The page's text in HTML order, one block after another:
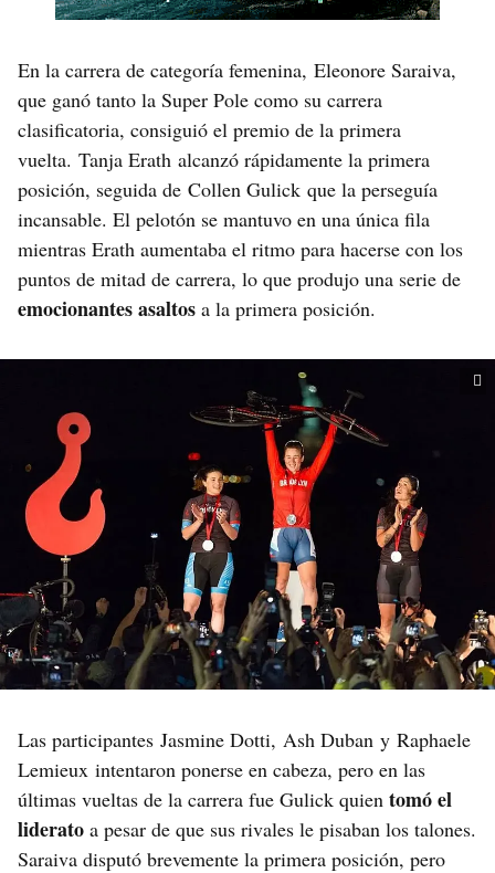
En la carrera de categoría femenina, Eleonore Saraiva,
que ganó tanto la Super Pole como su carrera
clasificatoria, consiguió el premio de la primera
vuelta. Tanja Erath alcanzó rápidamente la primera
posición, seguida de Collen Gulick que la perseguía
incansable. El pelotón se mantuvo en una única fila
mientras Erath aumentaba el ritmo para hacerse con los
puntos de mitad de carrera, lo que produjo una serie de
emocionantes asaltos a la primera posición.
Las participantes Jasmine Dotti, Ash Duban y Raphaele
Lemieux intentaron ponerse en cabeza, pero en las
últimas vueltas de la carrera fue Gulick quien tomó el
liderato a pesar de que sus rivales le pisaban los talones.
Saraiva disputó brevemente la primera posición, pero